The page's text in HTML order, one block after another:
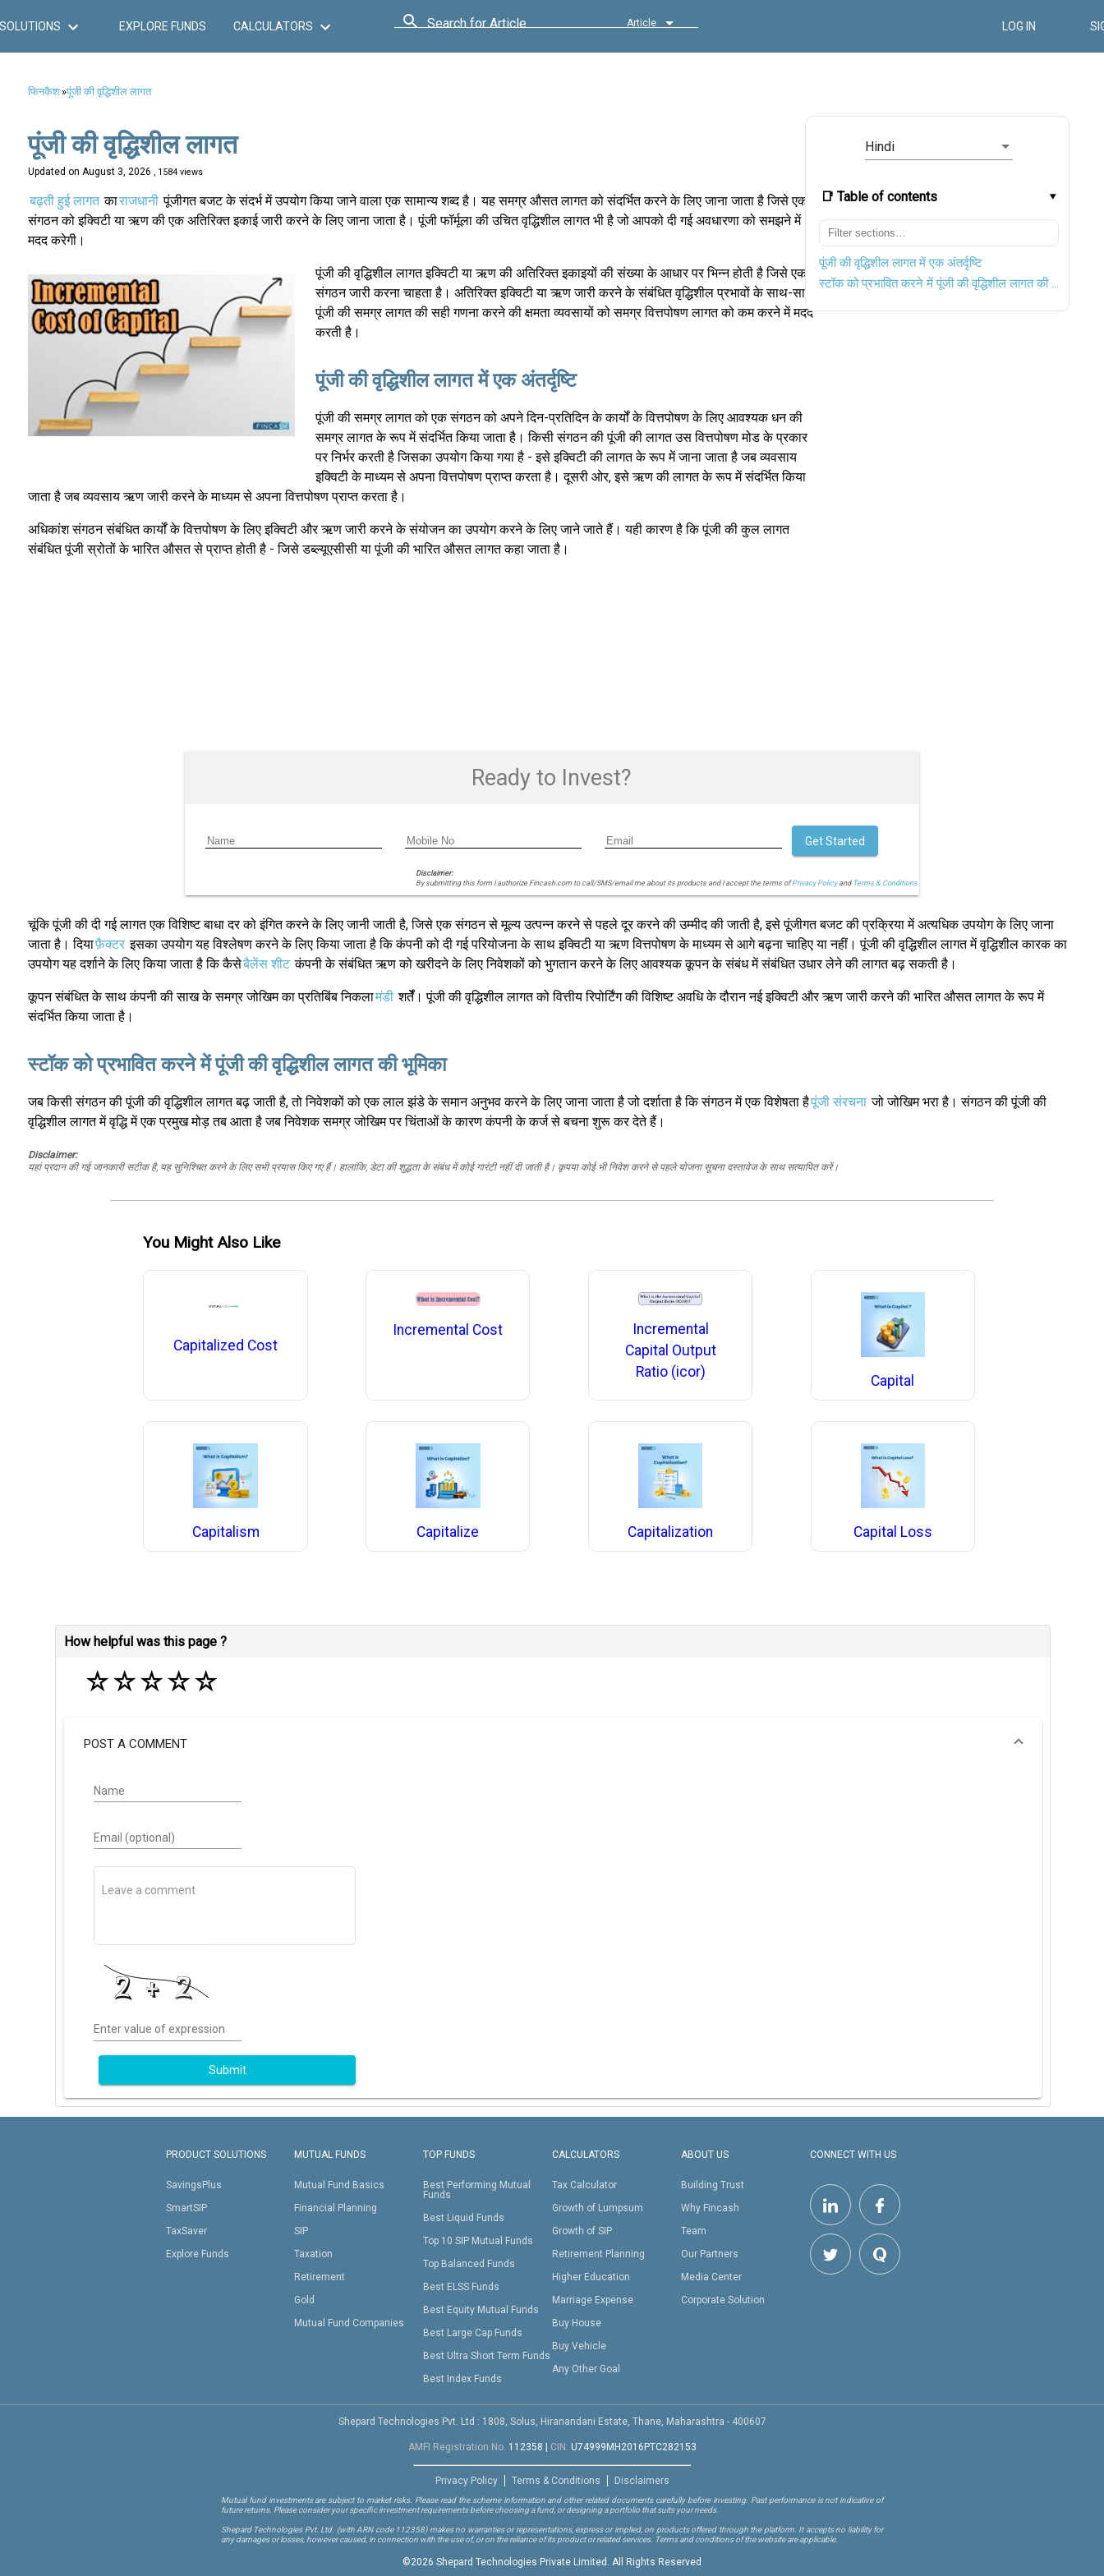
SOLUTIONS EXPLORE FUNDS CALCULATORS Search for Article Article LOG IN
फिनकैश»पूंजी की वृद्धिशील लागत
Hindi
📑 Table of contents
पूंजी की वृद्धिशील लागत में एक अंतर्दृष्टि
स्टॉक को प्रभावित करने में पूंजी की वृद्धिशील लागत की भूमिका
पूंजी की वृद्धिशील लागत
Updated on August 3, 2026 , 1584 views
बढ़ती हुई लागत काराजधानी पूंजीगत बजट के संदर्भ में उपयोग किया जाने वाला एक सामान्य शब्द है। यह समग्र औसत लागत को संदर्भित करने के लिए जाना जाता है जिसे एक
संगठन को इक्विटी या ऋण की एक अतिरिक्त इकाई जारी करने के लिए जाना जाता है। पूंजी फॉर्मूला की उचित वृद्धिशील लागत भी है जो आपको दी गई अवधारणा को समझने में
मदद करेगी।
पूंजी की वृद्धिशील लागत इक्विटी या ऋण की अतिरिक्त इकाइयों की संख्या के आधार पर भिन्न होती है जिसे एक
संगठन जारी करना चाहता है। अतिरिक्त इक्विटी या ऋण जारी करने के संबंधित वृद्धिशील प्रभावों के साथ-साथ
पूंजी की समग्र लागत की सही गणना करने की क्षमता व्यवसायों को समग्र वित्तपोषण लागत को कम करने में मदद
करती है।
पूंजी की वृद्धिशील लागत में एक अंतर्दृष्टि
पूंजी की समग्र लागत को एक संगठन को अपने दिन-प्रतिदिन के कार्यों के वित्तपोषण के लिए आवश्यक धन की
समग्र लागत के रूप में संदर्भित किया जाता है। किसी संगठन की पूंजी की लागत उस वित्तपोषण मोड के प्रकार
पर निर्भर करती है जिसका उपयोग किया गया है - इसे इक्विटी की लागत के रूप में जाना जाता है जब व्यवसाय
इक्विटी के माध्यम से अपना वित्तपोषण प्राप्त करता है। दूसरी ओर, इसे ऋण की लागत के रूप में संदर्भित किया
जाता है जब व्यवसाय ऋण जारी करने के माध्यम से अपना वित्तपोषण प्राप्त करता है।
अधिकांश संगठन संबंधित कार्यों के वित्तपोषण के लिए इक्विटी और ऋण जारी करने के संयोजन का उपयोग करने के लिए जाने जाते हैं। यही कारण है कि पूंजी की कुल लागत
संबंधित पूंजी स्रोतों के भारित औसत से प्राप्त होती है - जिसे डब्ल्यूएसीसी या पूंजी की भारित औसत लागत कहा जाता है।
Ready to Invest?
Disclaimer:
By submitting this form I authorize Fincash.com to call/SMS/email me about its products and I accept the terms ofPrivacy Policyand Terms & Conditions.
Get Started
चूंकि पूंजी की दी गई लागत एक विशिष्ट बाधा दर को इंगित करने के लिए जानी जाती है, जिसे एक संगठन से मूल्य उत्पन्न करने से पहले दूर करने की उम्मीद की जाती है, इसे पूंजीगत बजट की प्रक्रिया में अत्यधिक उपयोग के लिए जाना
जाता है। दियाफ़ैक्टर इसका उपयोग यह विश्लेषण करने के लिए किया जाता है कि कंपनी को दी गई परियोजना के साथ इक्विटी या ऋण वित्तपोषण के माध्यम से आगे बढ़ना चाहिए या नहीं। पूंजी की वृद्धिशील लागत में वृद्धिशील कारक का
उपयोग यह दर्शाने के लिए किया जाता है कि कैसेबैलेंस शीट कंपनी के संबंधित ऋण को खरीदने के लिए निवेशकों को भुगतान करने के लिए आवश्यक कूपन के संबंध में संबंधित उधार लेने की लागत बढ़ सकती है।
कूपन संबंधित के साथ कंपनी की साख के समग्र जोखिम का प्रतिबिंब निकलामंडी शर्तेँ। पूंजी की वृद्धिशील लागत को वित्तीय रिपोर्टिंग की विशिष्ट अवधि के दौरान नई इक्विटी और ऋण जारी करने की भारित औसत लागत के रूप में
संदर्भित किया जाता है।
स्टॉक को प्रभावित करने में पूंजी की वृद्धिशील लागत की भूमिका
जब किसी संगठन की पूंजी की वृद्धिशील लागत बढ़ जाती है, तो निवेशकों को एक लाल झंडे के समान अनुभव करने के लिए जाना जाता है जो दर्शाता है कि संगठन में एक विशेषता हैपूंजी संरचना जो जोखिम भरा है। संगठन की पूंजी की
वृद्धिशील लागत में वृद्धि में एक प्रमुख मोड़ तब आता है जब निवेशक समग्र जोखिम पर चिंताओं के कारण कंपनी के कर्ज से बचना शुरू कर देते हैं।
Disclaimer:
यहां प्रदान की गई जानकारी सटीक है, यह सुनिश्चित करने के लिए सभी प्रयास किए गए हैं। हालांकि, डेटा की शुद्धता के संबंध में कोई गारंटी नहीं दी जाती है। कृपया कोई भी निवेश करने से पहले योजना सूचना दस्तावेज के साथ सत्यापित करें।
You Might Also Like
Capitalized Cost
Incremental Cost
Incremental
Capital Output
Ratio (icor)
Capital
Capitalism Capitalize Capitalization Capital Loss
How helpful was this page ?
☆☆☆☆☆
POST A COMMENT
Name
Email (optional)
Enter value of expression
Submit
PRODUCT SOLUTIONS
SavingsPlus
SmartSIP
TaxSaver
Explore Funds
MUTUAL FUNDS
Mutual Fund Basics
Financial Planning
SIP
Taxation
Retirement
Gold
Mutual Fund Companies
TOP FUNDS
Best Performing Mutual
Funds
Best Liquid Funds
Top 10 SIP Mutual Funds
Top Balanced Funds
Best ELSS Funds
Best Equity Mutual Funds
Best Large Cap Funds
Best Ultra Short Term Funds
Best Index Funds
CALCULATORS
Tax Calculator
Growth of Lumpsum
Growth of SIP
Retirement Planning
Higher Education
Marriage Expense
Buy House
Buy Vehicle
Any Other Goal
ABOUT US
Building Trust
Why Fincash
Team
Our Partners
Media Center
Corporate Solution
CONNECT WITH US
Shepard Technologies Pvt. Ltd : 1808, Solus, Hiranandani Estate, Thane, Maharashtra - 400607
AMFI Registration No. 112358 CIN: U74999MH2016PTC282153
Privacy Policy Terms & Conditions Disclaimers
Mutual fund investments are subject to market risks. Please read the scheme information and other related documents carefully before investing. Past performance is not indicative of
future returns. Please consider your specific investment requirements before choosing a fund, or designing a portfolio that suits your needs.
Shepard Technologies Pvt. Ltd. (with ARN code 112358)makes no warranties or representations, express or implied, on products offered through the platform. It accepts no liability for
any damages or losses, however caused, in connection with the use of, or on the reliance of its product or related services. Terms and conditions of the website are applicable.
©2026 Shepard Technologies Private Limited. All Rights Reserved